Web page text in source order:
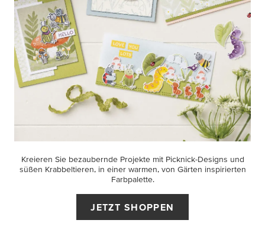
Kreieren Sie bezaubernde Projekte mit Picknick-Designs und
süßen Krabbeltieren, in einer warmen, von Gärten inspirierten
Farbpalette.
JETZT SHOPPEN